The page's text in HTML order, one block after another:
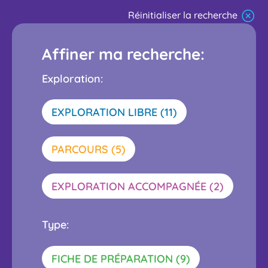
Réinitialiser la recherche
Affiner ma recherche:
Exploration:
EXPLORATION LIBRE (11) ACTIVER
CE
PARCOURS (5) ACTIVER
CE
FILTRE
EXPLORATION ACCOMPAGNÉE (2) ACTIVER
CE
Type:
FICHE DE PRÉPARATION (9) ACTIVER